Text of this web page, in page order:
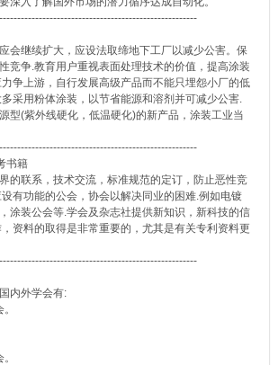
会继续扩大，应设法取缔地下工厂以减少公害。保
竞争.教育用户重视表面处理技术的价值，提高涂装
争上游，自行发展高级产品而不能只埋怨小厂的低
采用粉体涂装，以节省能源和溶剂并可减少公害.
型(紫外线硬化，低温硬化)的新产品，涂装工业当
书籍
的联系，技术交流，标准规范的定订，防止恶性竞
有功能的公会，协会以解决同业的困难.例如电镀
涂装公会等.学会及杂志社提供新知识，新科技的信
资料的取得是非常重要的，尤其是有关专利资料更
内外学会有: